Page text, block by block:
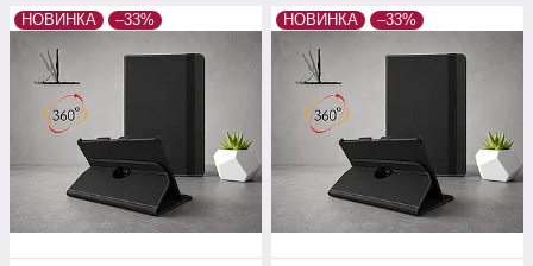
НОВИНКА –33% НОВИНКА –33%